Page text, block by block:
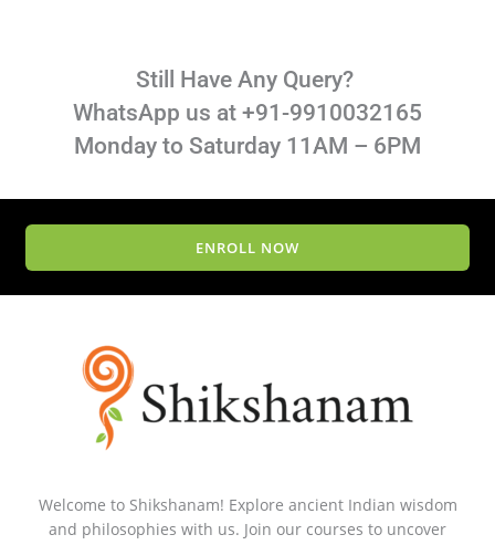
Still Have Any Query?
WhatsApp us at +91-9910032165
Monday to Saturday 11AM – 6PM
ENROLL NOW
Welcome to Shikshanam! Explore ancient Indian wisdom
and philosophies with us. Join our courses to uncover